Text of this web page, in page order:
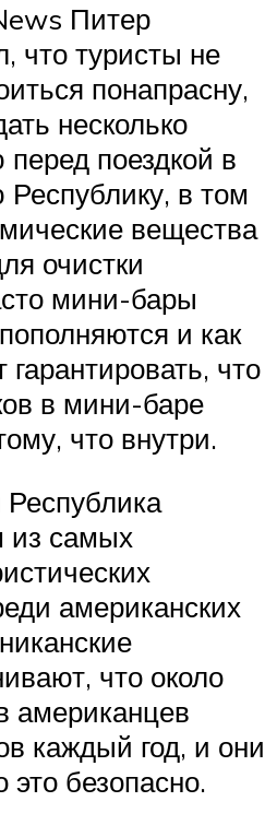
Питер
что туристы не
понапрасну,
несколько
поездкой в
в том
вещества
очистки
мини-бары
и как
что
в мини-баре
что внутри.
из самых
американских
что около
американцев
каждый год, и они
это безопасно.